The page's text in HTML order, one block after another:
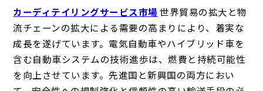
カーディテイリングサービス市場 世界貿易の拡大と物
流チェーンの拡大による需要の高まりにより、着実な
成長を遂げています。電気自動車やハイブリッド車を
含む自動車システムの技術進歩は、燃費と持続可能性
を向上させています。先進国と新興国の両方におい